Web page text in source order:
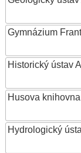
Gymnázium
Historický ústav
Husova
Hydrologický